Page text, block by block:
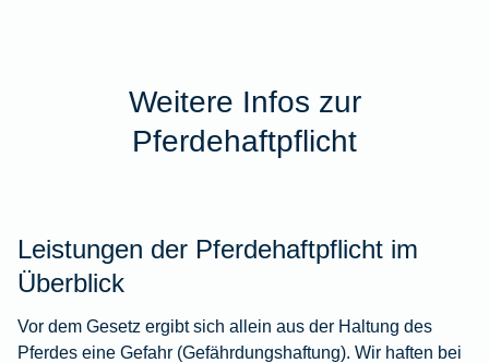
Weitere Infos zur
Pferdehaftpflicht
Leistungen der Pferdehaftpflicht im
Überblick
Vor dem Gesetz ergibt sich allein aus der Haltung des
Pferdes eine Gefahr (Gefährdungshaftung). Wir haften bei